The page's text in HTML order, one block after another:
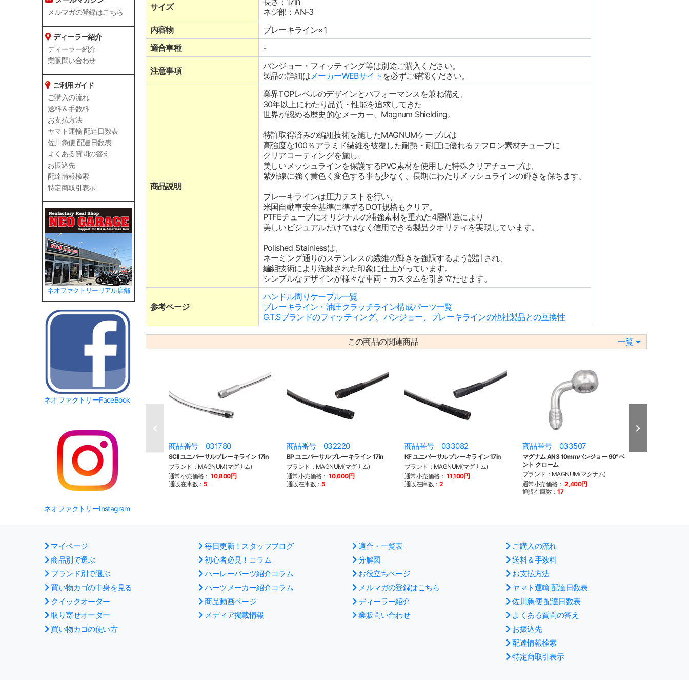
メルマガの登録はこちら
ディーラー紹介
ディーラー紹介
業販問い合わせ
ご利用ガイド
ご購入の流れ
送料＆手数料
お支払方法
ヤマト運輸 配達日数表
佐川急便 配達日数表
よくある質問の答え
お振込先
配達情報検索
特定商取引表示
ネオファクトリーリアル店舗
ネオファクトリーFaceBook
ネオファクトリーInstagram
サイズ
ネジ部：AN-3
内容物
ブレーキライン×1
適合車種
-
注意事項
バンジョー・フィッティング等は別途ご購入ください。
製品の詳細はメーカーWEBサイト を必ずご確認ください。
商品説明
業界TOPレベルのデザインとパフォーマンスを兼ね備え、
30年以上にわたり品質・性能を追求してきた
世界が認める歴史的なメーカー、Magnum Shielding。
特許取得済みの編組技術を施したMAGNUMケーブルは
高強度な100％アラミド繊維を被覆した耐熱・耐圧に優れるテフロン素材チューブに
クリアコーティングを施し、
美しいメッシュラインを保護するPVC素材を使用した特殊クリアチューブは、
紫外線に強く黄色く変色する事も少なく、長期にわたりメッシュラインの輝きを保ちます。
ブレーキラインは圧力テストを行い、
米国自動車安全基準に準ずるDOT規格もクリア。
PTFEチューブにオリジナルの補強素材を重ねた4層構造により
美しいビジュアルだけではなく信用できる製品クオリティを実現しています。
Polished Stainlessは、
ネーミング通りのステンレスの繊維の輝きを強調するよう設計され、
編組技術により洗練された印象に仕上がっています。
シンプルなデザインが様々な車両・カスタムを引き立たせます。
参考ページ
ハンドル周りケーブル一覧
ブレーキライン・油圧クラッチライン構成パーツ一覧
G.T.Sブランドのフィッティング、バンジョー、ブレーキラインの他社製品との互換性
この商品の関連商品 一覧
商品番号 031780
SCII ユニバーサルブレーキライン 17in
ブランド：MAGNUM(マグナム)
通常小売価格： 10,800円
通販在庫数：5
商品番号 032220
BP ユニバーサルブレーキライン 17in
ブランド：MAGNUM(マグナム)
通常小売価格： 10,600円
通販在庫数：5
商品番号 033082
KF ユニバーサルブレーキライン 17in
ブランド：MAGNUM(マグナム)
通常小売価格： 11,100円
通販在庫数：2
商品番号 033507
マグナム AN3 10mmバンジョー 90°ベ
ント クローム
ブランド：MAGNUM(マグナム)
通常小売価格： 2,400円
通販在庫数：17
マイページ
商品別で選ぶ
ブランド別で選ぶ
買い物カゴの中身を見る
クイックオーダー
取り寄せオーダー
買い物カゴの使い方
毎日更新！スタッフブログ
初心者必見！コラム
ハーレーパーツ紹介コラム
パーツメーカー紹介コラム
商品動画ページ
メディア掲載情報
適合・一覧表
分解図
お役立ちページ
メルマガの登録はこちら
ディーラー紹介
業販問い合わせ
ご購入の流れ
送料＆手数料
お支払方法
ヤマト運輸 配達日数表
佐川急便 配達日数表
よくある質問の答え
お振込先
配達情報検索
特定商取引表示